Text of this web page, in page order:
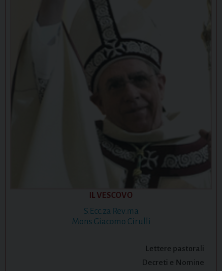
IL VESCOVO
S.Ecc.za Rev.ma
Mons Giacomo Cirulli
Lettere pastorali
Decreti e Nomine